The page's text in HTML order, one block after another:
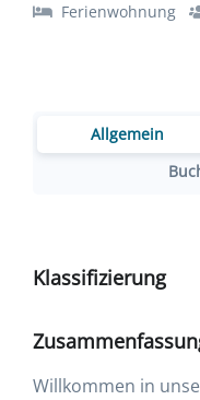
Ferienwohnung
Allgemein
Klassifizierung
Willkommen in